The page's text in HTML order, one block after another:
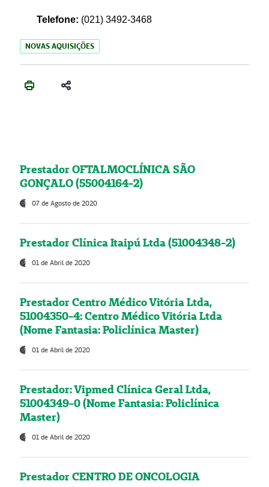
Telefone: (021) 3492-3468
NOVAS AQUISIÇÕES
Prestador OFTALMOCLÍNICA SÃO
GONÇALO (55004164-2)
07 de Agosto de 2020
Prestador Clínica Itaipú Ltda (51004348-2)
01 de Abril de 2020
Prestador Centro Médico Vitória Ltda,
51004350-4: Centro Médico Vitória Ltda
(Nome Fantasia: Policlínica Master)
01 de Abril de 2020
Prestador: Vipmed Clínica Geral Ltda,
51004349-0 (Nome Fantasia: Policlínica
Master)
01 de Abril de 2020
Prestador CENTRO DE ONCOLOGIA